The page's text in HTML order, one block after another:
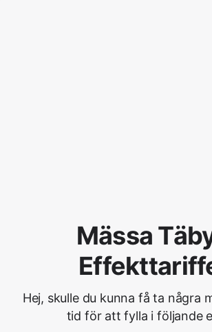
Mässa
Hej, skulle du kunna få ta några
tid för att fylla i följande